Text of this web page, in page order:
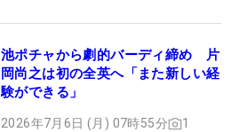
池ポチャから劇的バーディ締め 片
岡尚之は初の全英へ「また新しい経
験ができる」
2026年7月6日 (月) 07時55分 1